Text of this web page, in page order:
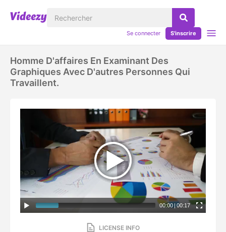
Se connecter S'inscrire
Homme D'affaires En Examinant Des
Graphiques Avec D'autres Personnes Qui
Travaillent.
00:00 | 00:17
LICENSE INFO